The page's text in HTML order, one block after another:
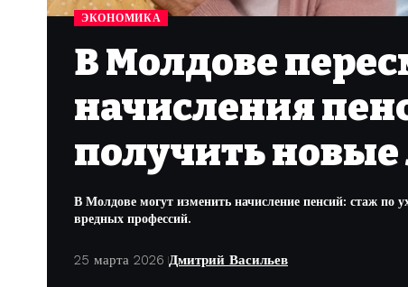
ЭКОНОМИКА
В Молдове
начисления
получить
В Молдове могут изменить начисление пенсий: стаж
вредных профессий.
25 марта 2026 Дмитрий Васильев